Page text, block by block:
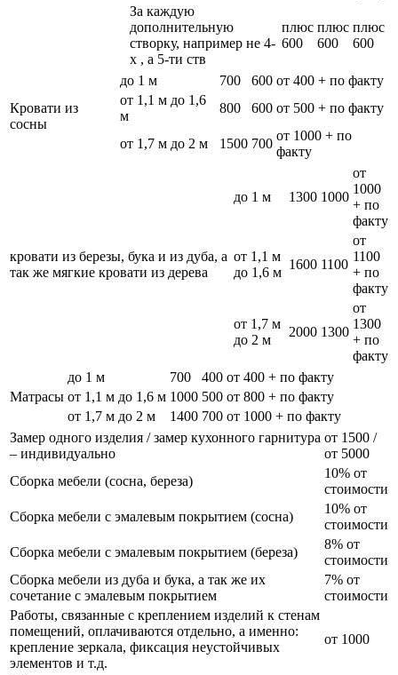
За каждую
дополнительную
створку, например не 4-
х , а 5-ти ств
плюс
600
плюс
600
плюс
600
Кровати из
сосны
до 1 м 700 600 от 400 + по факту
от 1,1 м до 1,6
м
800 600 от 500 + по факту
от 1,7 м до 2 м 1500 700
от 1000 + по
факту
кровати из березы, бука и из дуба, а
так же мягкие кровати из дерева
до 1 м 1300 1000
от
1000
+ по
факту
от 1,1 м
до 1,6 м
1600 1100
от
1100
+ по
факту
от 1,7 м
до 2 м
2000 1300
от
1300
+ по
факту
Матрасы
до 1 м 700 400 от 400 + по факту
от 1,1 м до 1,6 м 1000 500 от 800 + по факту
от 1,7 м до 2 м
1400 700 от 1000 + по факту
Замер одного изделия / замер кухонного гарнитура
– индивидуально
от 1500 /
от 5000
Сборка мебели (сосна, береза)
10% от
стоимости
Сборка мебели с эмалевым покрытием (сосна)
10% от
стоимости
Сборка мебели с эмалевым покрытием (береза)
8% от
стоимости
Сборка мебели из дуба и бука, а так же их
сочетание с эмалевым покрытием
7% от
стоимости
Работы, связанные с креплением изделий к стенам
помещений, оплачиваются отдельно, а именно:
крепление зеркала, фиксация неустойчивых
элементов и т.д.
от 1000